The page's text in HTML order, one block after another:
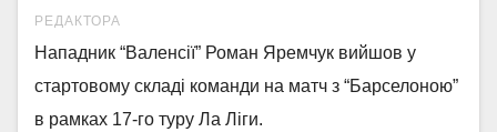
РЕДАКТОРА
Нападник “Валенсії” Роман Яремчук вийшов у
стартовому складі команди на матч з “Барселоною”
в рамках 17-го туру Ла Ліги.